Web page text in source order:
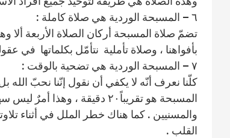
٦ – المسبحة الوردية هي صلاة كاملة :
تضمّ صلاة المسبحة أركان الصلاة الأربعة ألا
بأفواهنا ، وصلاة تأملية نتأمّل بكلماتها في
٧ – المسبحة الوردية هي تضحية بالوقت :
كلّنا نعرف أنّه لا يكفي أن نقول إنّنا نحبّ
المسبحة هو تقريباً٢٠ دقيقة
والمسنيين . كما هناك خطر الملل في أثناء
القلب .